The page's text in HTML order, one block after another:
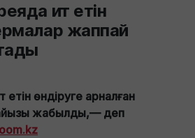
ит етін
жаппай
етін өндіруге арналған
жабылды,— деп